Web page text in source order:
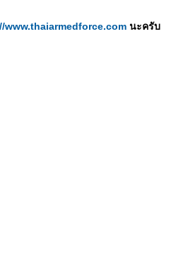
www.thaiarmedforce.comนะครับ